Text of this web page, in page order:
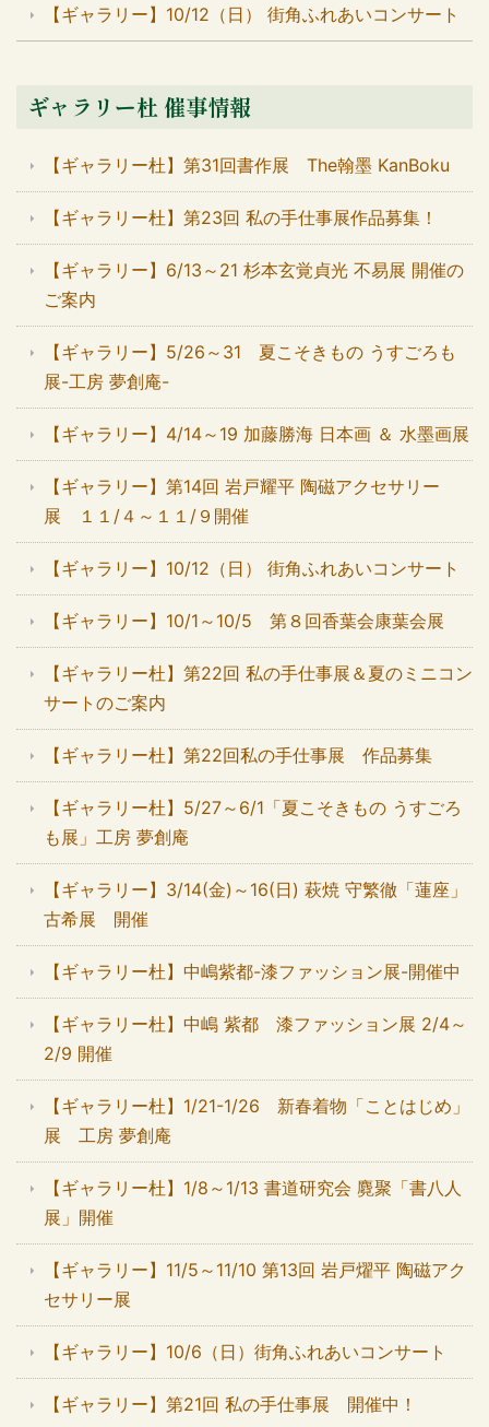
【ギャラリー】10/12（日） 街角ふれあいコンサート
ギャラリー杜 催事情報
【ギャラリー杜】第31回書作展 The翰墨 KanBoku
【ギャラリー杜】第23回 私の手仕事展作品募集！
【ギャラリー】6/13～21 杉本玄覚貞光 不易展 開催の
ご案内
【ギャラリー】5/26～31 夏こそきもの うすごろも
展-工房 夢創庵-
【ギャラリー】4/14～19 加藤勝海 日本画 ＆ 水墨画展
【ギャラリー】第14回 岩戸耀平 陶磁アクセサリー
展 １１/４～１１/９開催
【ギャラリー】10/12（日） 街角ふれあいコンサート
【ギャラリー】10/1～10/5 第８回香葉会康葉会展
【ギャラリー杜】第22回 私の手仕事展＆夏のミニコン
サートのご案内
【ギャラリー杜】第22回私の手仕事展 作品募集
【ギャラリー杜】5/27～6/1「夏こそきもの うすごろ
も展」工房 夢創庵
【ギャラリー】3/14(金)～16(日) 萩焼 守繁徹「蓮座」
古希展 開催
【ギャラリー杜】中嶋紫都-漆ファッション展-開催中
【ギャラリー杜】中嶋 紫都 漆ファッション展 2/4～
2/9 開催
【ギャラリー杜】1/21-1/26 新春着物「ことはじめ」
展 工房 夢創庵
【ギャラリー杜】1/8～1/13 書道研究会 麑聚「書八人
展」開催
【ギャラリー】11/5～11/10 第13回 岩戸燿平 陶磁アク
セサリー展
【ギャラリー】10/6（日）街角ふれあいコンサート
【ギャラリー】第21回 私の手仕事展 開催中！